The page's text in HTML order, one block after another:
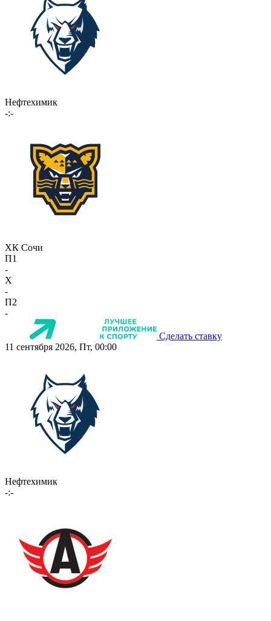
Нефтехимик
-:-
ХК Сочи
П1
-
X
-
П2
-
Сделать ставку
11 сентября 2026, Пт, 00:00
Нефтехимик
-:-